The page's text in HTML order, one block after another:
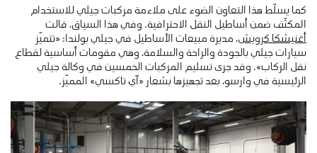
كما يسلّط هذا التعاون الضوء على ملاءمة مركبات جيلي للاستخدام
المكثّف ضمن أساطيل النقل الاحترافية. وفي هذا السياق، قالت
أغنيشكا كرويش، مديرة مبيعات الأساطيل في جيلي بولندا: «تتميّز
سيارات جيلي بالجودة والراحة والسلامة، وهي مقومات أساسية لقطاع
نقل الركاب». وقد جرى تسليم المركبات الخمسين في وكالة جيلي
الرئيسية في وارسو، بعد تجهيزها بشعار «آي تاكسي» المميّز.